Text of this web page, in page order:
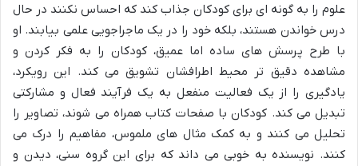
علوم را به گونه ای برای کودکان جذاب کند که احساس نکنند در حال
درس خواندن هستند، بلکه خود را در یک ماجراجویی علمی بیابند. او
با طرح پرسش های ساده اما عمیق، کودکان را به فکر کردن و
مشاهده دقیق تر محیط اطرافشان تشویق می کند. این رویکرد،
یادگیری را از یک فعالیت منفعل به یک فرآیند فعال و مشارکتی
تبدیل می کند. کودکان با صفحات کتاب همراه می شوند، تصاویر را
تحلیل می کنند و به کمک مثال های ملموس، مفاهیم را درک می
کنند. نویسنده به خوبی می داند که برای این گروه سنی، دیدن و